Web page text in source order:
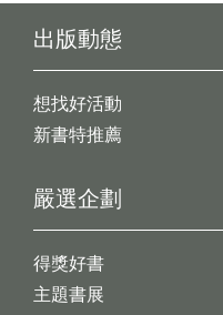
出版動態
想找好活動
新書特推薦
嚴選企劃
得獎好書
主題書展